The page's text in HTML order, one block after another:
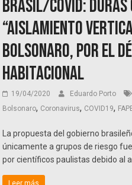
Brasil/COVID:
“aislamiento
Bolsonaro, por el
habitacional
19/04/2020 Eduardo Porto
Bolsonaro, Coronavirus, COVID19,
La propuesta del gobierno
únicamente a grupos de riesgo
por científicos paulistas debido al
Leer más